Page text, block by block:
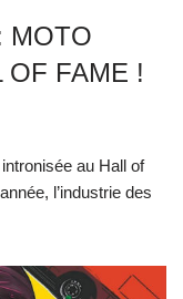
MOTO
OF FAME !
au Hall of
l’industrie des